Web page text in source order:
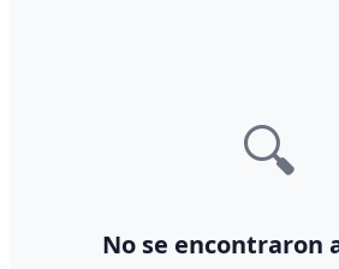
🔍
No se encontraron